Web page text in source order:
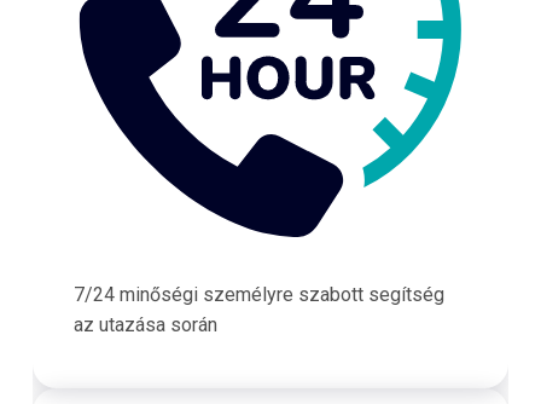
7/24 minőségi személyre szabott segítség
az utazása során